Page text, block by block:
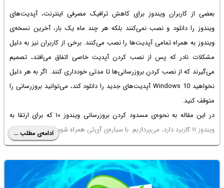
بعضی از کاربران ویندوز برای کاهش ترافیک مصرفی اینترنت، آپدیت‌های
ویندوز را دانلود و نصب نمی‌کنند بلکه هر چند ماه یک بار، آخرین نسخه‌ی
ویندوز به همراه تمامی آپدیت‌ها را نصب می‌کنند. برخی از کاربران نیز به دلیل
مشکلات نادر که پس از نصب کردن آپدیت خاصی اتفاق می‌افتد، تصمیم
می‌گیرند که از نصب کردن بروزرسانی‌ها تا مدتی خودداری کنند. اگر به هر دلیل
نخواهید Windows 10 آپدیت‌های جدید را دانلود کند، می‌توانید بروزرسانی را
متوقف کنید.
در این مقاله به نحوه‌ی مسدود کردن بروزرسانی ویندوز ۱۰ که برای ارتقا به
ویندوز ۱۱ کاربرد دارد، می‌پردازیم. با سیاره‌ی آی‌تی همراه شوید.
ادامه‌ی مطلب ...